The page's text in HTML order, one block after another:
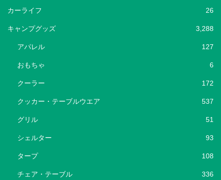
カーライフ 26
キャンプグッズ 3,288
アパレル 127
おもちゃ 6
クーラー 172
クッカー・テーブルウエア 537
グリル 51
シェルター 93
タープ 108
チェア・テーブル 336